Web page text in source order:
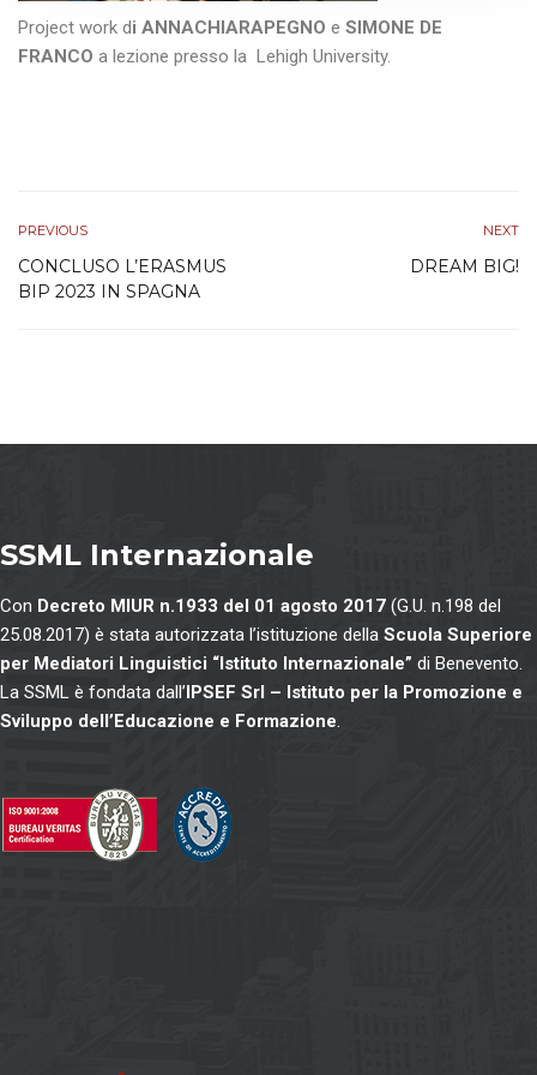
Project work di ANNACHIARAPEGNO e SIMONE DE
FRANCO a lezione presso la Lehigh University.
PREVIOUS
CONCLUSO L’ERASMUS
BIP 2023 IN SPAGNA
NEXT
DREAM BIG!
SSML Internazionale
Con Decreto MIUR n.1933 del 01 agosto 2017 (G.U. n.198 del
25.08.2017) è stata autorizzata l’istituzione della Scuola Superiore
per Mediatori Linguistici “Istituto Internazionale” di Benevento.
La SSML è fondata dall’IPSEF Srl – Istituto per la Promozione e
Sviluppo dell’Educazione e Formazione.